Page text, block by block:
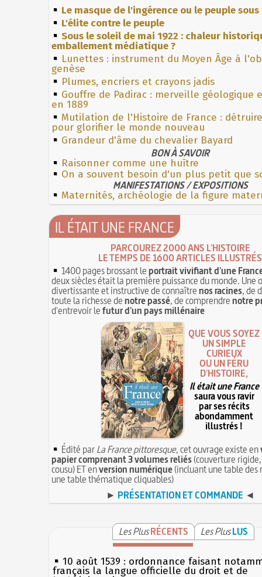
Le masque de l'ingérence ou le peuple
L'élite contre le peuple
Sous le soleil de mai 1922 : chaleur
emballement médiatique ?
Lunettes : instrument du Moyen Âge à
genèse
Plumes, encriers et crayons jadis
Gouffre de Padirac : merveille géologique
en 1889
Mutilation de l'Histoire de France :
pour glorifier le monde nouveau
Grandeur d'âme du chevalier Bayard
BON À SAVOIR
Raisonner comme une huître
On a souvent besoin d'un plus petit que
MANIFESTATIONS / EXPOSITIONS
Maternités, archéologie de la figure
IL ÉTAIT UNE FRANCE
PARCOUREZ 2000 ANS L'HISTOIRE
LE TEMPS DE 1600 ARTICLES ILLUSTRÉS
1400 pages brossant leportrait vivifiant d'une
deux siècles était la première puissance du monde. Une
divertissante et instructive de connaîtrenos racines, de
toute la richesse denotre passé, de comprendrenotre
d'entrevoir lefutur d'un pays millénaire
QUE VOUS SOYEZ
UN SIMPLE
CURIEUX
OU UN FÉRU
D'HISTOIRE,
Il était une France
saura vous ravir
par ses récits
abondamment
illustrés !
Édité parLa France pittoresque, cet ouvrage existe en
papier comprenant 3 volumes reliés(couverture
cousu) ET enversion numérique(incluant une table des
une table thématique cliquables)
► PRÉSENTATION ET COMMANDE ◄
Les PlusRÉCENTS Les PlusLUS
10 août 1539 : ordonnance faisant
français la langue officielle du droit et de